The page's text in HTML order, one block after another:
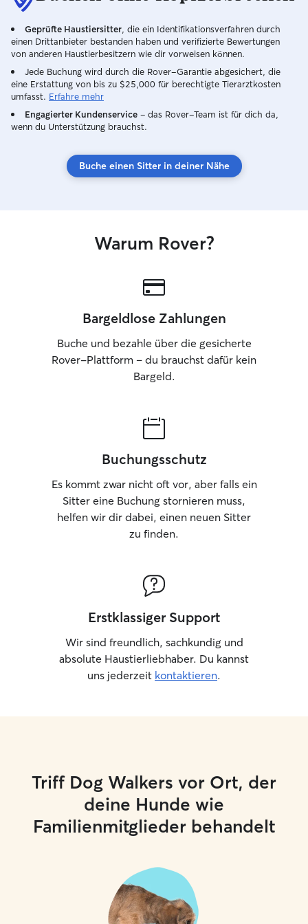
Geprüfte Haustiersitter , die ein Identifikationsverfahren durch
einen Drittanbieter bestanden haben und verifizierte Bewertungen
von anderen Haustierbesitzern wie dir vorweisen können.
Jede Buchung wird durch die Rover-Garantie abgesichert, die
eine Erstattung von bis zu $25,000 für berechtigte Tierarztkosten
umfasst. Erfahre mehr
Engagierter Kundenservice – das Rover-Team ist für dich da,
wenn du Unterstützung brauchst.
Buche einen Sitter in deiner Nähe
Warum Rover?
Bargeldlose Zahlungen
Buche und bezahle über die gesicherte
Rover-Plattform – du brauchst dafür kein
Bargeld.
Buchungsschutz
Es kommt zwar nicht oft vor, aber falls ein
Sitter eine Buchung stornieren muss,
helfen wir dir dabei, einen neuen Sitter
zu finden.
Erstklassiger Support
Wir sind freundlich, sachkundig und
absolute Haustierliebhaber. Du kannst
uns jederzeit kontaktieren.
Triff Dog Walkers vor Ort, der
deine Hunde wie
Familienmitglieder behandelt